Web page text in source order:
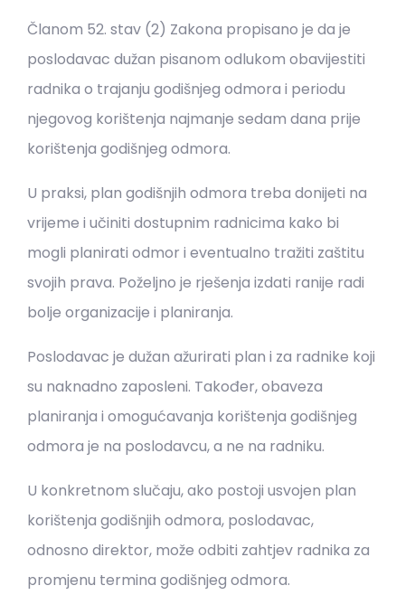
Članom 52. stav (2) Zakona propisano je da je
poslodavac dužan pisanom odlukom obavijestiti
radnika o trajanju godišnjeg odmora i periodu
njegovog korištenja najmanje sedam dana prije
korištenja godišnjeg odmora.
U praksi, plan godišnjih odmora treba donijeti na
vrijeme i učiniti dostupnim radnicima kako bi
mogli planirati odmor i eventualno tražiti zaštitu
svojih prava. Poželjno je rješenja izdati ranije radi
bolje organizacije i planiranja.
Poslodavac je dužan ažurirati plan i za radnike koji
su naknadno zaposleni. Također, obaveza
planiranja i omogućavanja korištenja godišnjeg
odmora je na poslodavcu, a ne na radniku.
U konkretnom slučaju, ako postoji usvojen plan
korištenja godišnjih odmora, poslodavac,
odnosno direktor, može odbiti zahtjev radnika za
promjenu termina godišnjeg odmora.